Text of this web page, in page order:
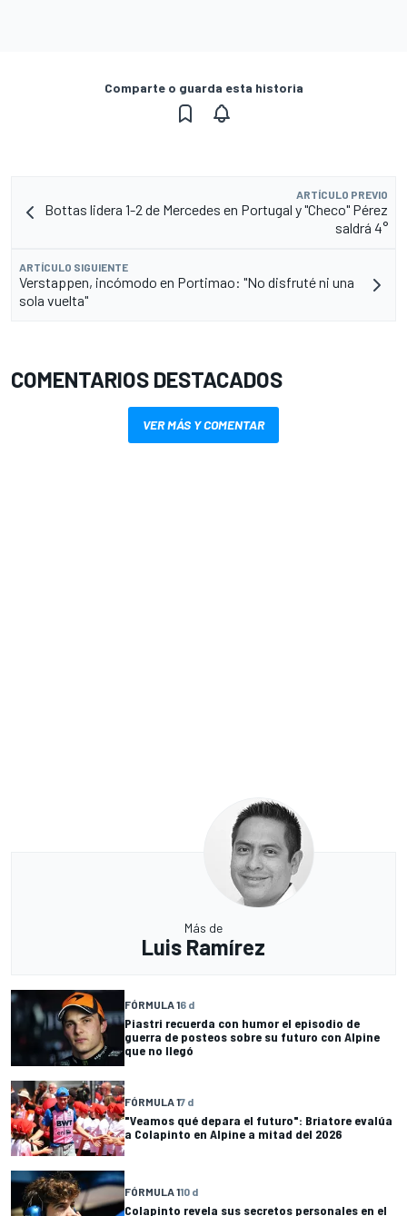
Comparte o guarda esta historia
ARTÍCULO PREVIO
Bottas lidera 1-2 de Mercedes en Portugal y "Checo" Pérez
saldrá 4°
ARTÍCULO SIGUIENTE
Verstappen, incómodo en Portimao: "No disfruté ni una
sola vuelta"
COMENTARIOS DESTACADOS
VER MÁS Y COMENTAR
Más de
Luis Ramírez
FÓRMULA 16 d
Piastri recuerda con humor el episodio de
guerra de posteos sobre su futuro con Alpine
que no llegó
FÓRMULA 17 d
"Veamos qué depara el futuro": Briatore evalúa
a Colapinto en Alpine a mitad del 2026
FÓRMULA 110 d
Colapinto revela sus secretos personales en el